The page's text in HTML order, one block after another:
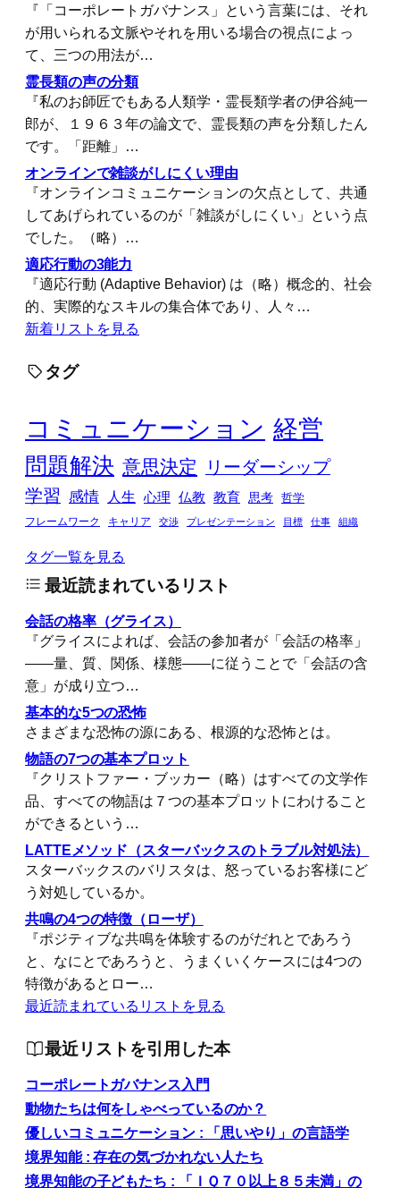
『「コーポレートガバナンス」という言葉には、それ
が用いられる文脈やそれを用いる場合の視点によっ
て、三つの用法が…
霊長類の声の分類
『私のお師匠でもある人類学・霊長類学者の伊谷純一
郎が、１９６３年の論文で、霊長類の声を分類したん
です。「距離」…
オンラインで雑談がしにくい理由
『オンラインコミュニケーションの欠点として、共通
してあげられているのが「雑談がしにくい」という点
でした。（略）…
適応行動の3能力
『適応行動 (Adaptive Behavior) は（略）概念的、社会
的、実際的なスキルの集合体であり、人々…
新着リストを見る
タグ
コミュニケーション 経営
問題解決 意思決定
リーダーシップ
学習
感情 人生 心理 仏教 教育 思考
哲学
フレームワーク
キャリア 交渉 プレゼンテーション 目標 仕事 組織
タグ一覧を見る
最近読まれているリスト
会話の格率（グライス）
『グライスによれば、会話の参加者が「会話の格率」
――量、質、関係、様態――に従うことで「会話の含
意」が成り立つ…
基本的な5つの恐怖
さまざまな恐怖の源にある、根源的な恐怖とは。
物語の7つの基本プロット
『クリストファー・ブッカー（略）はすべての文学作
品、すべての物語は７つの基本プロットにわけること
ができるという…
LATTEメソッド（スターバックスのトラブル対処法）
スターバックスのバリスタは、怒っているお客様にど
う対処しているか。
共鳴の4つの特徴（ローザ）
『ポジティブな共鳴を体験するのがだれとであろう
と、なにとであろうと、うまくいくケースには4つの
特徴があるとロー…
最近読まれているリストを見る
最近リストを引用した本
コーポレートガバナンス入門
動物たちは何をしゃべっているのか？
優しいコミュニケーション : 「思いやり」の言語学
境界知能 : 存在の気づかれない人たち
境界知能の子どもたち : 「ＩＱ７０以上８５未満」の